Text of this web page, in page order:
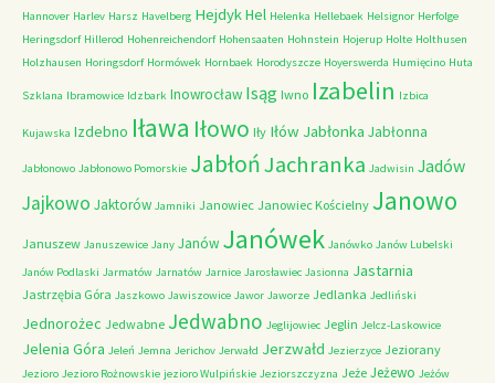
Hannover Harlev Harsz Havelberg HejdykHel Helenka Hellebaek Helsignor Herfolge
Heringsdorf Hillerod Hohenreichendorf Hohensaaten Hohnstein Hojerup Holte Holthusen
Holzhausen Horingsdorf Hormówek Hornbaek Horodyszcze Hoyerswerda Humięcino Huta
Szklana Ibramowice Idzbark Inowrocław Isąg Iwno Izabelin Izbica
Kujawska Izdebno Iława Iłowo Iły Iłów Jabłonka Jabłonna
Jabłonowo Jabłonowo Pomorskie JabłońJachranka Jadwisin Jadów
Jajkowo Jaktorów Jamniki Janowiec Janowiec Kościelny Janowo
Januszew Januszewice Jany Janów Janówek Janówko Janów Lubelski
Janów Podlaski Jarmatów Jarnatów Jarnice Jarosławiec Jasionna Jastarnia
Jastrzębia Góra Jaszkowo Jawiszowice Jawor Jaworze Jedlanka Jedliński
Jednorożec Jedwabne Jedwabno Jeglijowiec Jeglin Jelcz-Laskowice
Jelenia Góra Jeleń Jemna Jerichov Jerwałd Jerzwałd Jezierzyce Jeziorany
Jezioro Jezioro Rożnowskie jezioro Wulpińskie Jeziorszczyzna Jeże Jeżewo Jeżów